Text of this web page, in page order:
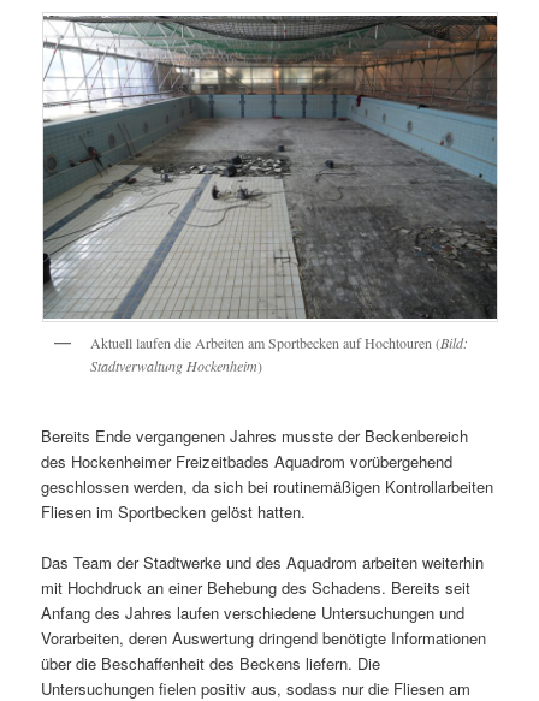
Aktuell laufen die Arbeiten am Sportbecken auf Hochtouren (Bild:
Stadtverwaltung Hockenheim)
Bereits Ende vergangenen Jahres musste der Beckenbereich
des Hockenheimer Freizeitbades Aquadrom vorübergehend
geschlossen werden, da sich bei routinemäßigen Kontrollarbeiten
Fliesen im Sportbecken gelöst hatten.
Das Team der Stadtwerke und des Aquadrom arbeiten weiterhin
mit Hochdruck an einer Behebung des Schadens. Bereits seit
Anfang des Jahres laufen verschiedene Untersuchungen und
Vorarbeiten, deren Auswertung dringend benötigte Informationen
über die Beschaffenheit des Beckens liefern. Die
Untersuchungen fielen positiv aus, sodass nur die Fliesen am